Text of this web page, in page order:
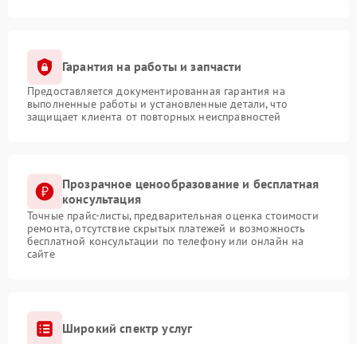
Гарантия на работы и запчасти
Предоставляется документированная гарантия на
выполненные работы и установленные детали, что
защищает клиента от повторных неисправностей
Прозрачное ценообразование и бесплатная
консультация
Точные прайс-листы, предварительная оценка стоимости
ремонта, отсутствие скрытых платежей и возможность
бесплатной консультации по телефону или онлайн на
сайте
Широкий спектр услуг